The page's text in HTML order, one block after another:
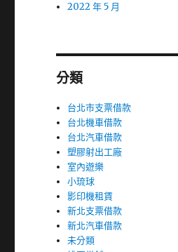
2022 年 5 月
分類
台北市支票借款
台北機車借款
台北汽車借款
塑膠射出工廠
室內遊樂
小琉球
影印機租賃
新北支票借款
新北汽車借款
未分類